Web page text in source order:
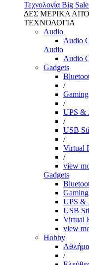
Τεχνολογία Big
ΔΕΣ ΜΕΡΙΚΑ
ΤΕΧΝΟΛΟΓΙΑ
Audio
Audio
Audio
Audio
Gadgets
/
Gaming
/
UPS &
/
USB
/
Virtual
/
view
Gadgets
Gaming
UPS &
USB
Virtual
view
Hobby
/